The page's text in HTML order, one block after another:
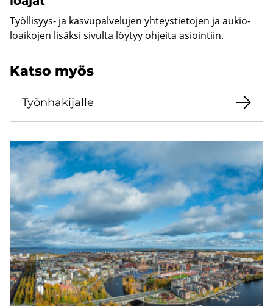
Työllisyys-​ ja kas­vu­pal­ve­lu­jen yh­teys­tie­to­jen ja au­kio­
loai­ko­jen li­säk­si si­vul­ta löy­tyy oh­jei­ta asioin­tiin.
Katso myös
Työn­ha­ki­jal­le